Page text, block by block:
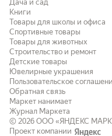
Дача и сад
Книги
Товары для школы и офиса
Спортивные товары
Товары для животных
Строительство и ремонт
Детские товары
Ювелирные украшения
Пользовательское
Обратная связь
Маркет нанимает
Журнал Маркета
© 2026 ООО «ЯНДЕКС
Проект компании